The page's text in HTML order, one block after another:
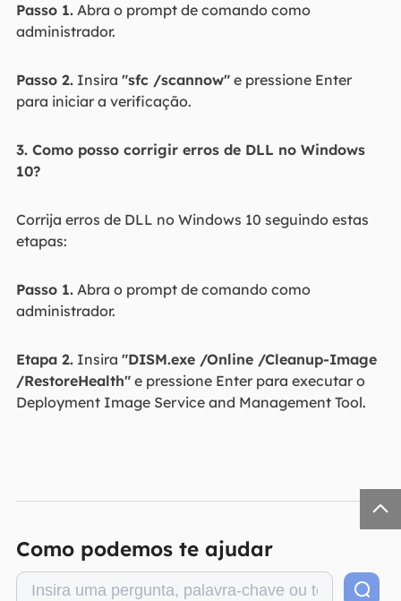
Passo 1.Abra o prompt de comando como
administrador.
Passo 2.Insira "sfc /scannow"e pressione Enter
para iniciar a verificação.
3. Como posso corrigir erros de DLL no Windows
10?
Corrija erros de DLL no Windows 10 seguindo estas
etapas:
Passo 1.Abra o prompt de comando como
administrador.
Etapa 2.Insira "DISM.exe /Online /Cleanup-Image
/RestoreHealth"e pressione Enter para executar o
Deployment Image Service and Management Tool.
Como podemos te ajudar
